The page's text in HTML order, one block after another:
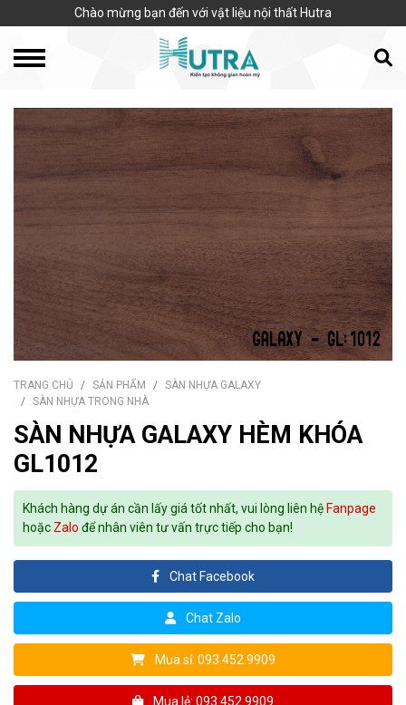
Chào mừng bạn đến với vật liệu nội thất Hutra
TRANG CHỦ SẢN PHẨM
SÀN NHỰA GALAXY
SÀN NHỰA TRONG NHÀ
SÀN NHỰA GALAXY HÈM KHÓA
GL1012
Khách hàng dự án cần lấy giá tốt nhất, vui lòng liên hệ Fanpage
hoặc Zalo để nhân viên tư vấn trực tiếp cho bạn!
Chat Facebook
Chat Zalo
Mua sỉ: 093.452.9909
Mua lẻ: 093.452.9909